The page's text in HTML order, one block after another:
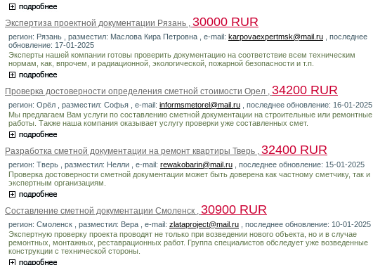
Экспертиза проектной документации Рязань , 30000 RUR
регион: Рязань , разместил: Маслова Кира Петровна , e-mail: karpovaexpertmsk@mail.ru , последнее
обновление: 17-01-2025
Эксперты нашей компании готовы проверить документацию на соответствие всем техническим
нормам, как, впрочем, и радиационной, экологической, пожарной безопасности и т.п.
Проверка достоверности определения сметной стоимости Орел , 34200 RUR
регион: Орёл , разместил: Софья , e-mail: informsmetorel@mail.ru , последнее обновление: 16-01-2025
Мы предлагаем Вам услуги по составлению сметной документации на строительные или ремонтные
работы. Также наша компания оказывает услугу проверки уже составленных смет.
Разработка сметной документации на ремонт квартиры Тверь , 32400 RUR
регион: Тверь , разместил: Нелли , e-mail: rewakobarin@mail.ru , последнее обновление: 15-01-2025
Проверка достоверности сметной документации может быть доверена как частному сметчику, так и
экспертным организациям.
Составление сметной документации Смоленск , 30900 RUR
регион: Смоленск , разместил: Вера , e-mail: zlataproject@mail.ru , последнее обновление: 10-01-2025
Экспертную проверку проекта проводят не только при возведении нового объекта, но и в случае
ремонтных, монтажных, реставрационных работ. Группа специалистов обследует уже возведенные
конструкции с технической стороны.